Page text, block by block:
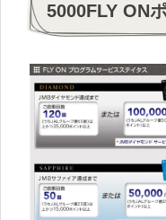
5000FLY ON